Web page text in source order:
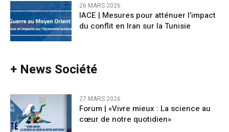
26 MARS 2026
IACE | Mesures pour atténuer l’impact
du conflit en Iran sur la Tunisie
+ News Société
27 MARS 2026
Forum | «Vivre mieux : La science au
cœur de notre quotidien»